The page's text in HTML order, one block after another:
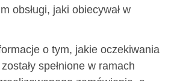
obsługi, jaki obiecywał w
o tym, jakie oczekiwania
spełnione w ramach